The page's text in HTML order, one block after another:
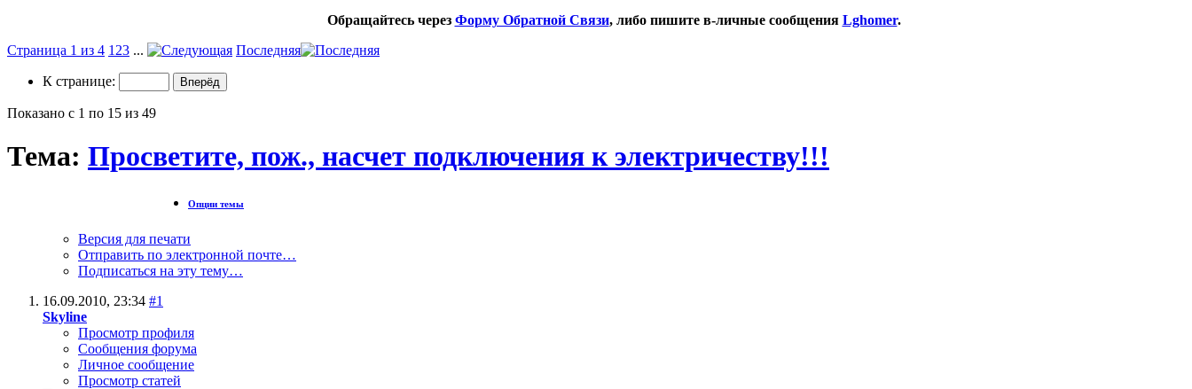
Обращайтесь через Форму Обратной Связи, либо пишите в-личные сообщения Lghomer.
Страница 1 из 4 1 23 ... Последняя
К странице:
Показано с 1 по 15 из 49
Тема: Просветите, пож., насчет подключения к электричеству!!!
Опции темы
Версия для печати
Отправить по электронной почте…
Подписаться на эту тему…
16.09.2010, 23:34 #1
Skyline
Просмотр профиля
Сообщения форума
Личное сообщение
Просмотр статей